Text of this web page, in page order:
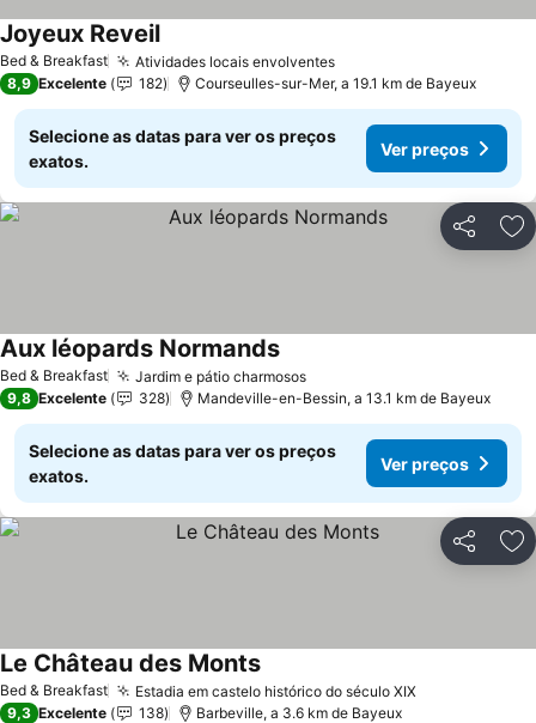
Bed & Breakfast Atividades locais envolventesVer preços
Joyeux ReveilVer preços
8,9 Excelente 182 Courseulles-sur-Mer, a 19.1 km de Bayeux
Selecione as datas para ver os preços
exatos.
Ver preços
Partilhar
Bed & Breakfast Jardim e pátio charmososVer preços
Aux léopards NormandsVer preços
9,8 Excelente 328 Mandeville-en-Bessin, a 13.1 km de Bayeux
Selecione as datas para ver os preços
exatos.
Ver preços
Partilhar
Bed & Breakfast Estadia em castelo histórico do século XIXVer preços
Le Château des MontsVer preços
9,3 Excelente 138 Barbeville, a 3.6 km de Bayeux